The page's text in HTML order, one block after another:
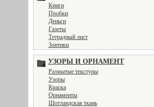
Книги
Пробки
Деньги
Газеты
Тетрадный лист
Зонтики
УЗОРЫ И ОРНАМЕНТ
Размытые текстуры
Узоры
Краска
Орнаменты
Шотландская ткань